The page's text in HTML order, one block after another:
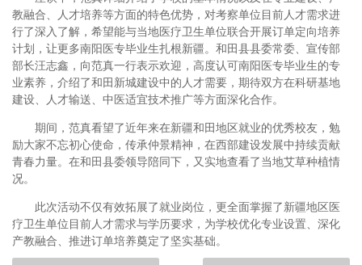
教融合、人才培养等方面的特色优势，对考察单位目前人才需求进
行了深入了解，希望能与当地医疗卫生单位联合开展订单定向培养
计划，让更多南阳医专毕业生扎根新疆。和田县县委常委、宣传部
部长汪志鑫，向范真一行表示欢迎，高度认可南阳医专毕业生的专
业素养，介绍了和田新城建设中的人才需要，期待双方在科研基地
建设、人才输送、中医适宜技术推广等方面深化合作。
期间，范真看望了近年来在新疆和田地区就业的优秀校友，勉
励大家不忘初心使命，传承仲景精神，在西部建设发展中持续贡献
青春力量。在和田县委领导陪同下，又实地查看了当地艾草种植情
况。
此次活动不仅有效拓展了就业岗位，更全面掌握了新疆地区医
疗卫生单位目前人才需求与学历要求，为学校优化专业设置、深化
产教融合、推进订单培养奠定了坚实基础。